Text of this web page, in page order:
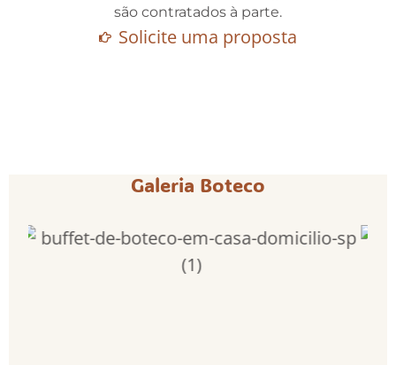
são contratados à parte.
Solicite uma proposta
Galeria Boteco